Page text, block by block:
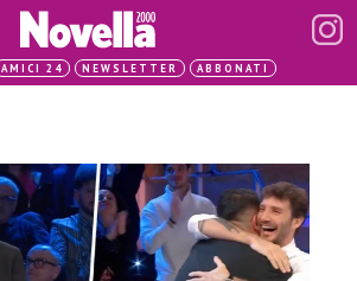
AMICI 24 NEWSLETTER ABBONATI